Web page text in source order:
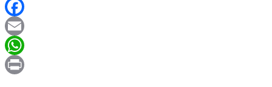
XING
Facebook
Email
WhatsApp